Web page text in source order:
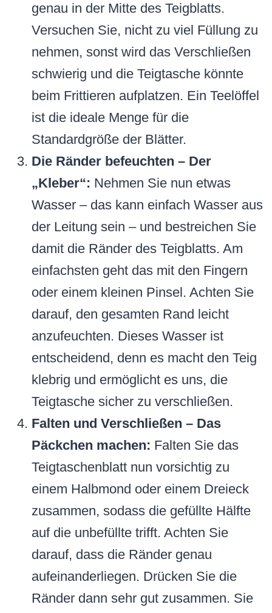
genau in der Mitte des Teigblatts.
Versuchen Sie, nicht zu viel Füllung zu
nehmen, sonst wird das Verschließen
schwierig und die Teigtasche könnte
beim Frittieren aufplatzen. Ein Teelöffel
ist die ideale Menge für die
Standardgröße der Blätter.
Die Ränder befeuchten – Der
„Kleber“: Nehmen Sie nun etwas
Wasser – das kann einfach Wasser aus
der Leitung sein – und bestreichen Sie
damit die Ränder des Teigblatts. Am
einfachsten geht das mit den Fingern
oder einem kleinen Pinsel. Achten Sie
darauf, den gesamten Rand leicht
anzufeuchten. Dieses Wasser ist
entscheidend, denn es macht den Teig
klebrig und ermöglicht es uns, die
Teigtasche sicher zu verschließen.
Falten und Verschließen – Das
Päckchen machen: Falten Sie das
Teigtaschenblatt nun vorsichtig zu
einem Halbmond oder einem Dreieck
zusammen, sodass die gefüllte Hälfte
auf die unbefüllte trifft. Achten Sie
darauf, dass die Ränder genau
aufeinanderliegen. Drücken Sie die
Ränder dann sehr gut zusammen. Sie